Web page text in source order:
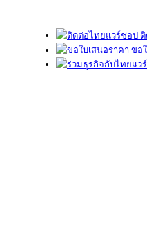
ขอ